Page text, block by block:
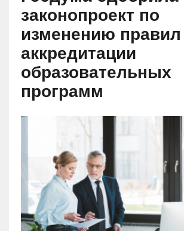
законопроект по
изменению правил
аккредитации
образовательных
программ